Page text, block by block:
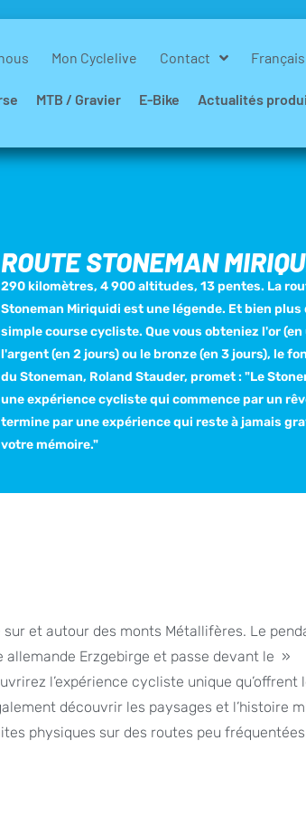
Mon Cyclelive Contact Français
MTB / Gravier E-Bike Actualités
ROUTE STONEMAN
290 kilomètres, 4 900 altitudes, 13 pentes. La
Stoneman Miriquidi est une légende. Et bien plus
simple course cycliste. Que vous obteniez l'or (en
l'argent (en 2 jours) ou le bronze (en 3 jours), le
du Stoneman, Roland Stauder, promet : "Le
une expérience cycliste qui commence par un
termine par une expérience qui reste à jamais
votre mémoire."
et autour des monts Métallifères. Le
Erzgebirge et passe devant le »
l’expérience cycliste unique qu’offrent
découvrir les paysages et l’histoire
physiques sur des routes peu